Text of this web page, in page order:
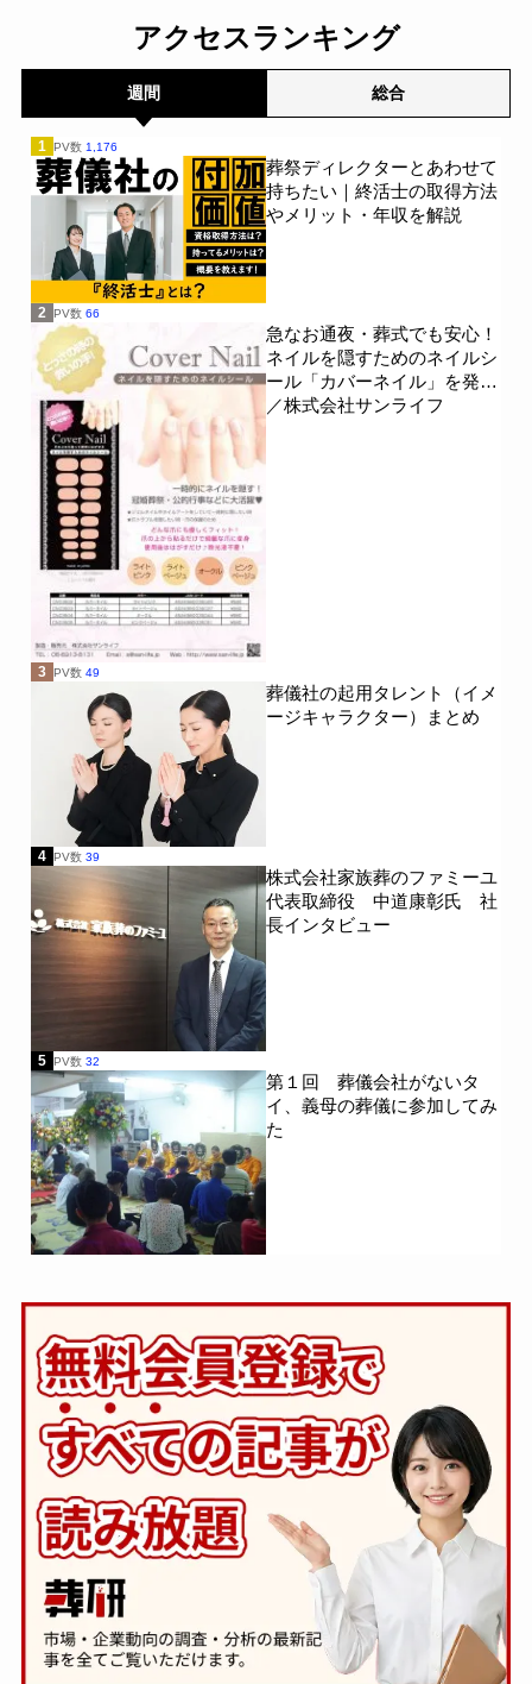
アクセスランキング
週間 総合
1 PV数 1,176
葬祭ディレクターとあわせて
持ちたい｜終活士の取得方法
やメリット・年収を解説
2 PV数 66
急なお通夜・葬式でも安心！
ネイルを隠すためのネイルシ
ール「カバーネイル」を発売
／株式会社サンライフ
3 PV数 49
葬儀社の起用タレント（イメ
ージキャラクター）まとめ
4 PV数 39
株式会社家族葬のファミーユ
代表取締役 中道康彰氏 社
長インタビュー
5 PV数 32
第１回 葬儀会社がないタ
イ、義母の葬儀に参加してみ
た